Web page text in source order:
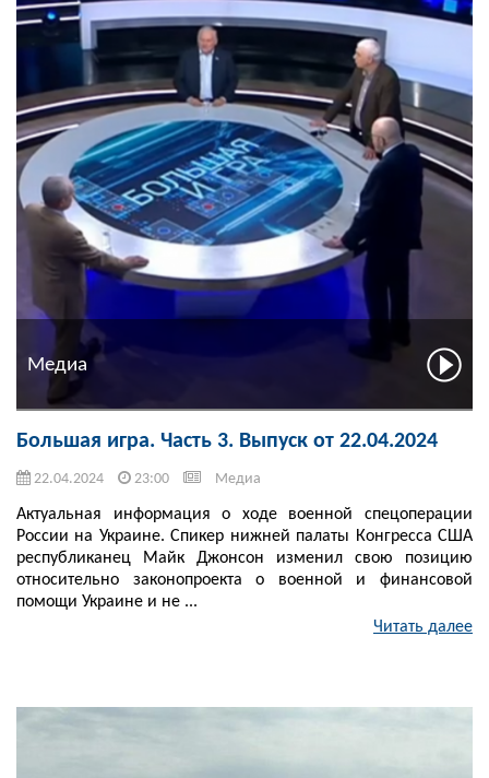
Медиа
Большая игра. Часть 3. Выпуск от 22.04.2024
22.04.2024 23:00 Медиа
Актуальная информация о ходе военной спецоперации
России на Украине. Спикер нижней палаты Конгресса США
республиканец Майк Джонсон изменил свою позицию
относительно законопроекта о военной и финансовой
помощи Украине и не ...
Читать далее